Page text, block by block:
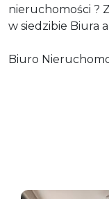
nieruchomości ?
w siedzibie Biura
Biuro